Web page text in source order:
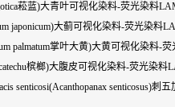
菘蓝)大青叶可视化染料-荧光染料
japonicum)大蓟可视化染料-荧光染料
palmatum掌叶大黄)大黄可视化染料-
catechu槟榔)大腹皮可视化染料-荧光染
senticosi(Acanthopanax senticosus)